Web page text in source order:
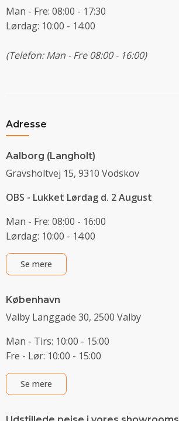
Man - Fre: 08:00 - 17:30
Lørdag: 10:00 - 14:00
(Telefon: Man - Fre 08:00 - 16:00)
Adresse
Aalborg (Langholt)
Gravsholtvej 15, 9310 Vodskov
OBS - Lukket Lørdag d. 2 August
Man - Fre: 08:00 - 16:00
Lørdag: 10:00 - 14:00
Se mere
København
Valby Langgade 30, 2500 Valby
Man - Tirs: 10:00 - 15:00
Fre - Lør: 10:00 - 15:00
Se mere